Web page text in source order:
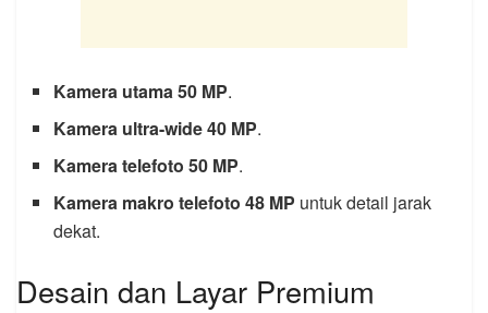
Kamera utama 50 MP.
Kamera ultra-wide 40 MP.
Kamera telefoto 50 MP.
Kamera makro telefoto 48 MP untuk detail jarak
dekat.
Desain dan Layar Premium